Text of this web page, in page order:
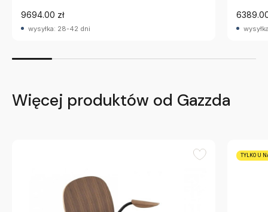
9694.00 zł
wysyłka: 28-42 dni
Więcej produktów od Gazzda
TYLKO U